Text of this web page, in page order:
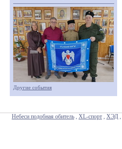
Другие события
Небеси подобная обитель , XL-спорт , ХЭД ,